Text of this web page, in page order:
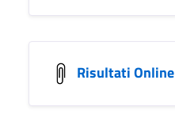
Risultati Online